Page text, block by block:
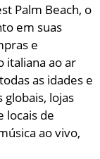
Palm Beach, o
em suas
e
italiana ao ar
as idades e
globais, lojas
locais de
ao vivo,